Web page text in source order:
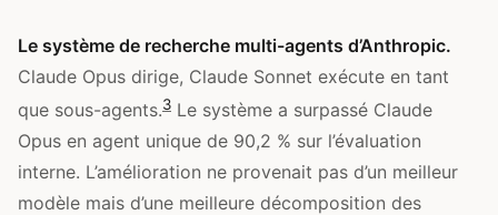
Le système de recherche multi-agents d’Anthropic.
Claude Opus dirige, Claude Sonnet exécute en tant
que sous-agents.3 Le système a surpassé Claude
Opus en agent unique de 90,2 % sur l’évaluation
interne. L’amélioration ne provenait pas d’un meilleur
modèle mais d’une meilleure décomposition des